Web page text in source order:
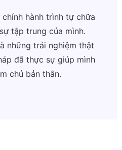
hành trình tự chữa
tập trung của mình.
những trải nghiệm thật
đã thực sự giúp mình
chủ bản thân.